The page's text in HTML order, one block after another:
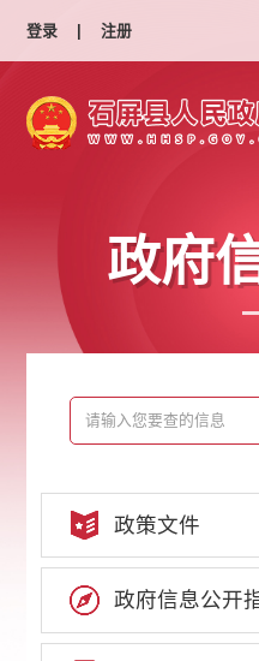
登录 | 注册
政府
政策文件
政府信息公开